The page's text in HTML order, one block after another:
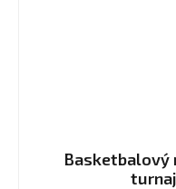
Basketbalový